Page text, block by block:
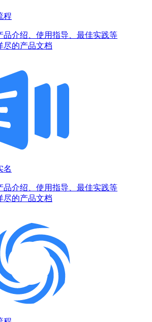
程
品介绍、使用指导、最佳实践等
尽的产品文档
名
品介绍、使用指导、最佳实践等
尽的产品文档